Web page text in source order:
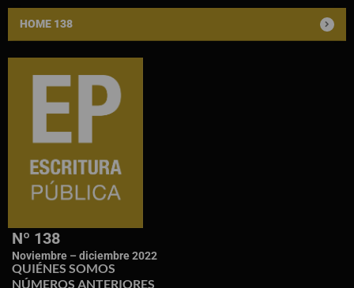
HOME 138
Nº 138
Noviembre – diciembre 2022
QUIÉNES SOMOS
NÚMEROS ANTERIORES